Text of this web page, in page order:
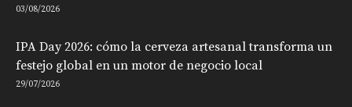
03/08/2026
IPA Day 2026: cómo la cerveza artesanal transforma un
festejo global en un motor de negocio local
29/07/2026